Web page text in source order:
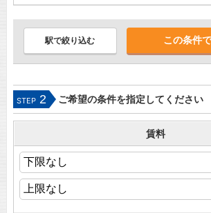
駅で絞り込む
STEP 2 ご希望の条件を指定してください
賃料